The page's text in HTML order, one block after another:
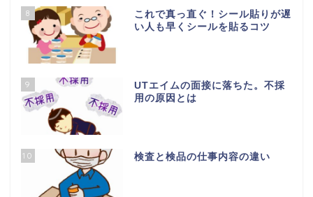
8
これで真っ直ぐ！シール貼りが遅
い人も早くシールを貼るコツ
9
UTエイムの面接に落ちた。不採
用の原因とは
10 検査と検品の仕事内容の違い